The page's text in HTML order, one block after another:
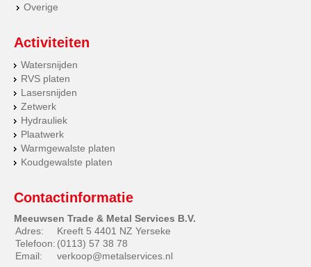
Overige
Activiteiten
Watersnijden
RVS platen
Lasersnijden
Zetwerk
Hydrauliek
Plaatwerk
Warmgewalste platen
Koudgewalste platen
Contactinformatie
Meeuwsen Trade & Metal Services B.V.
Adres:
Kreeft 5 4401 NZ Yerseke
Telefoon: (0113) 57 38 78
Email:
verkoop@metalservices.nl